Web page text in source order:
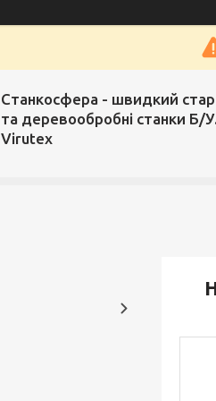
Станкосфера - швидкий
та деревообробні станки Б/
Virutex